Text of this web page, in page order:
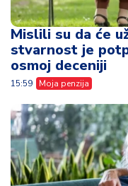
Mislili su da će
stvarnost je
osmoj deceniji
15:59 Moja penzija